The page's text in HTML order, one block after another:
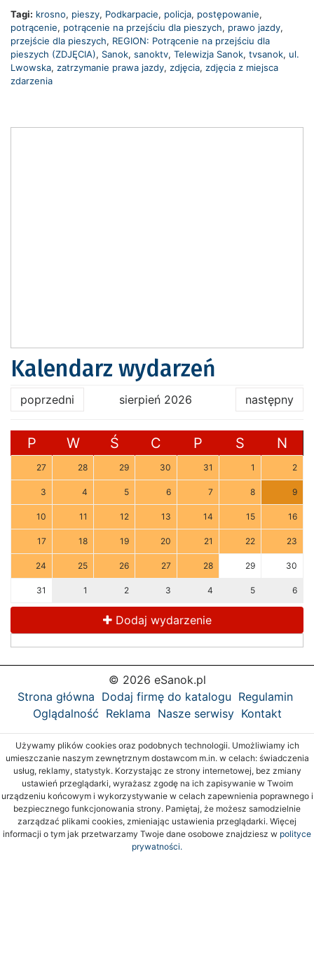
Tagi: krosno, pieszy, Podkarpacie, policja, postępowanie,
potrącenie, potrącenie na przejściu dla pieszych, prawo jazdy,
przejście dla pieszych, REGION: Potrącenie na przejściu dla
pieszych (ZDJĘCIA), Sanok, sanoktv, Telewizja Sanok, tvsanok, ul.
Lwowska, zatrzymanie prawa jazdy, zdjęcia, zdjęcia z miejsca
zdarzenia
Kalendarz wydarzeń
poprzedni sierpień 2026 następny
P W Ś C P S N
27 28 29 30 31 1 2
3 4 5 6 7 8 9
10 11 12 13 14 15 16
17 18 19 20 21 22 23
24 25 26 27 28 29 30
31 1 2 3 4 5 6
Dodaj wydarzenie
© 2026 eSanok.pl
Strona główna Dodaj firmę do katalogu Regulamin
Oglądalność Reklama Nasze serwisy Kontakt
Używamy plików cookies oraz podobnych technologii. Umożliwiamy ich
umieszczanie naszym zewnętrznym dostawcom m.in. w celach: świadczenia
usług, reklamy, statystyk. Korzystając ze strony internetowej, bez zmiany
ustawień przeglądarki, wyrażasz zgodę na ich zapisywanie w Twoim
urządzeniu końcowym i wykorzystywanie w celach zapewnienia poprawnego i
bezpiecznego funkcjonowania strony. Pamiętaj, że możesz samodzielnie
zarządzać plikami cookies, zmieniając ustawienia przeglądarki. Więcej
informacji o tym jak przetwarzamy Twoje dane osobowe znajdziesz w polityce
prywatności.